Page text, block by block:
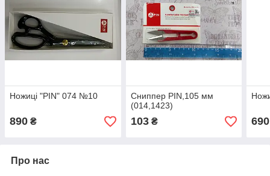
Ножиці "PIN" 074 №10
890 ₴
Сниппер PIN,105 мм
(014,1423)
103₴ 690
Про нас